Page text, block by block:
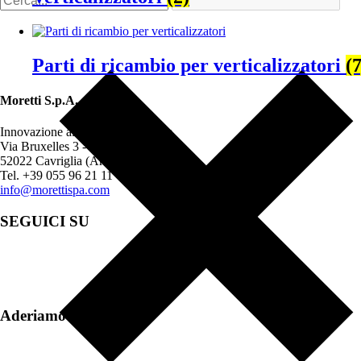
Parti di ricambio per verticalizzatori
Moretti S.p.A.
Innovazione al servizio del cliente
Via Bruxelles 3 - Meleto
52022 Cavriglia (Arezzo) - ITALY
Tel. +39 055 96 21 11 - Fax +39 055 96 21 200
info@morettispa.com
SEGUICI SU
Aderiamo all’iniziativa